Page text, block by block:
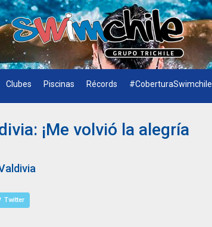
Clubes Piscinas Récords #CoberturaSwimchile
¡Me volvió la alegría
Twitter